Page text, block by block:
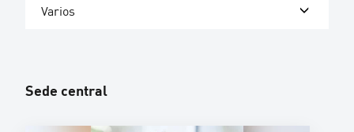
Varios
Sede central